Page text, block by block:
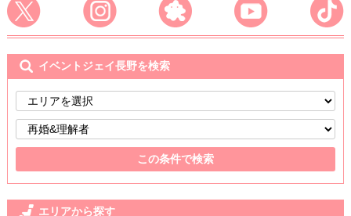
イベントジェイ長野を検索
エリアから探す